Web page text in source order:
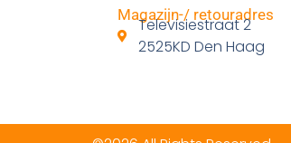
Magazijn-/ retouradres
Televisiestraat 2
2525KD Den Haag